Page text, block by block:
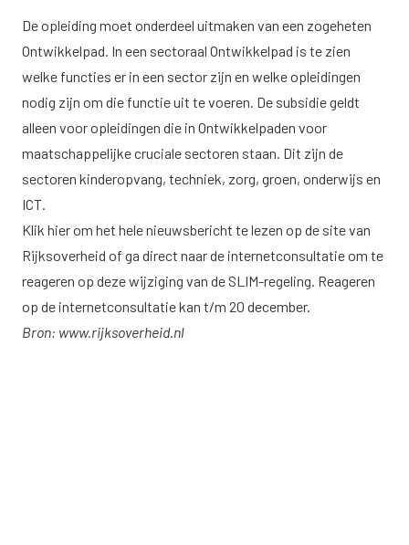
De opleiding moet onderdeel uitmaken van een zogeheten
Ontwikkelpad. In een sectoraal Ontwikkelpad is te zien
welke functies er in een sector zijn en welke opleidingen
nodig zijn om die functie uit te voeren. De subsidie geldt
alleen voor opleidingen die in Ontwikkelpaden voor
maatschappelijke cruciale sectoren staan. Dit zijn de
sectoren kinderopvang, techniek, zorg, groen, onderwijs en
ICT.
Klik hierom het hele nieuwsbericht te lezen op de site van
Rijksoverheid of ga direct naar de internetconsultatieom te
reageren op deze wijziging van de SLIM-regeling. Reageren
op de internetconsultatie kan t/m 20 december.
Bron: www.rijksoverheid.nl